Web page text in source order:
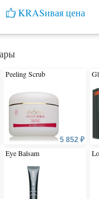
KRASивая цена
Peeling Scrub
5 852 ₽
Eye Balsam